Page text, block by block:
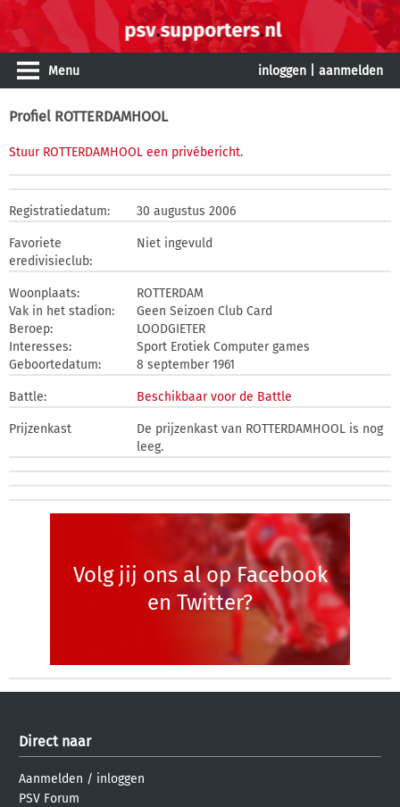
Menu inloggen aanmelden
Profiel ROTTERDAMHOOL
Stuur ROTTERDAMHOOL een privébericht.
Registratiedatum: 30 augustus 2006
Favoriete
eredivisieclub:
Niet ingevuld
Woonplaats:
ROTTERDAM
Vak in het stadion:
Geen Seizoen Club Card
Beroep:
LOODGIETER
Interesses:
Sport Erotiek Computer games
Geboortedatum:
8 september 1961
Battle: Beschikbaar voor de Battle
Prijzenkast
De prijzenkast van ROTTERDAMHOOL is nog
leeg.
Volg jij ons al op Facebook
en Twitter?
Direct naar
Aanmelden / inloggen
PSV Forum